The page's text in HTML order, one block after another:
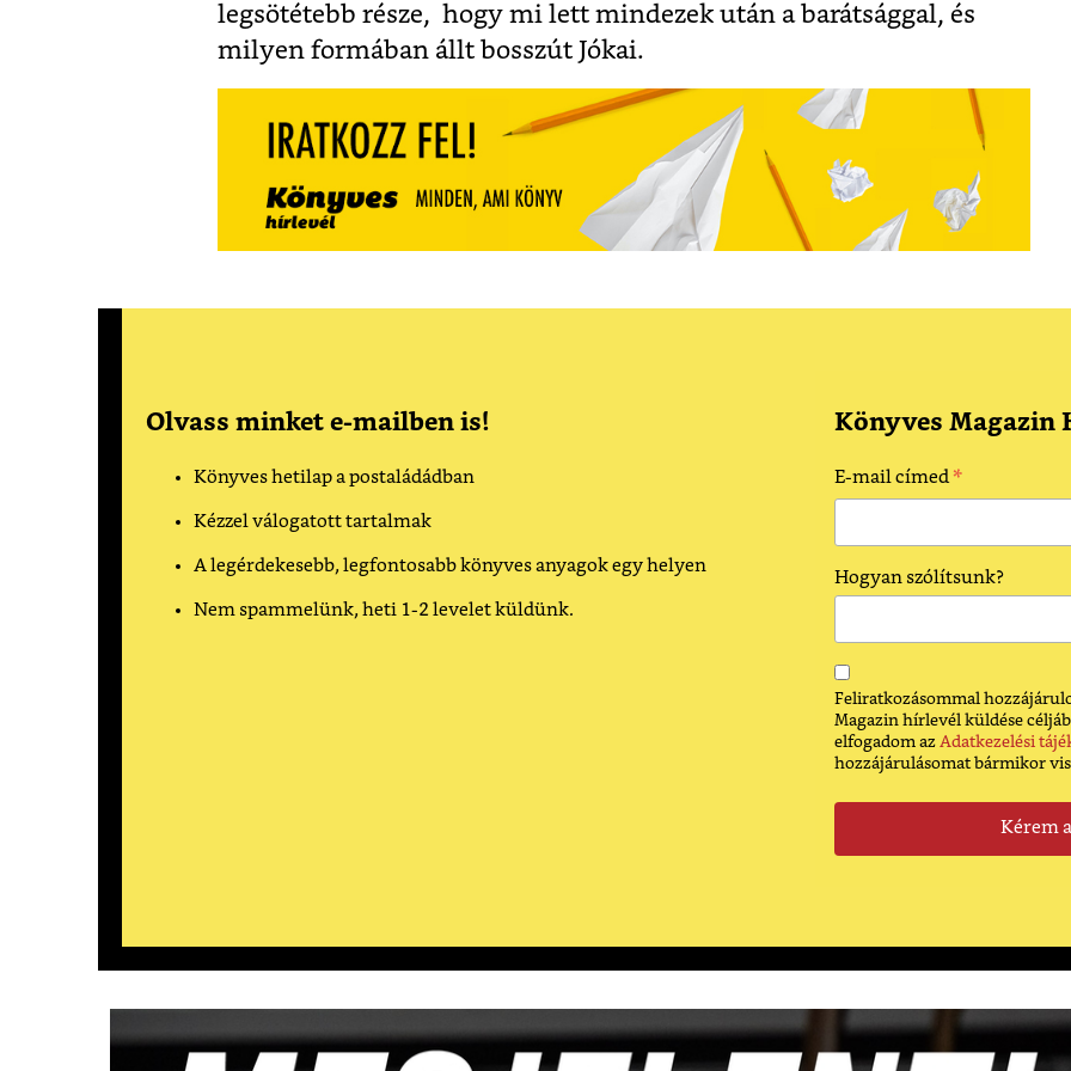
legsötétebb része, hogy mi lett mindezek után a barátsággal, és
milyen formában állt bosszút Jókai.
Olvass minket e-mailben is!
Könyves hetilap a postaládádban
Kézzel válogatott tartalmak
A legérdekesebb, legfontosabb könyves anyagok egy helyen
Nem spammelünk, heti 1-2 levelet küldünk.
Könyves Magazin
E-mail címed *
Hogyan szólítsunk?
Feliratkozásommal
Magazin hírlevél küldése
elfogadom az Adatkezelési
hozzájárulásomat bármikor